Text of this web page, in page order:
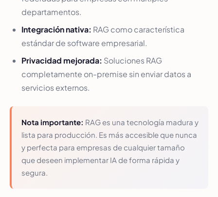
departamentos.
Integración nativa: RAG como característica
estándar de software empresarial.
Privacidad mejorada: Soluciones RAG
completamente on-premise sin enviar datos a
servicios externos.
Nota importante: RAG es una tecnología madura y
lista para producción. Es más accesible que nunca
y perfecta para empresas de cualquier tamaño
que deseen implementar IA de forma rápida y
segura.